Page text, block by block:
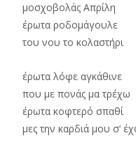
μοσχοβολάς Απρίλη
έρωτα ροδομάγουλε
του νου το κολαστήρι
έρωτα λόφε αγκάθινε
που με πονάς μα τρέχω
έρωτα κοφτερό σπαθί
μες την καρδιά μου σ’